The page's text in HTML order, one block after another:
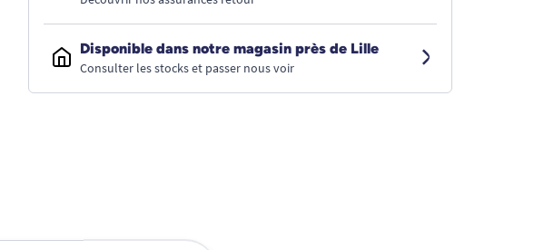
Disponible dans notre magasin près de Lille
Consulter les stocks et passer nous voir